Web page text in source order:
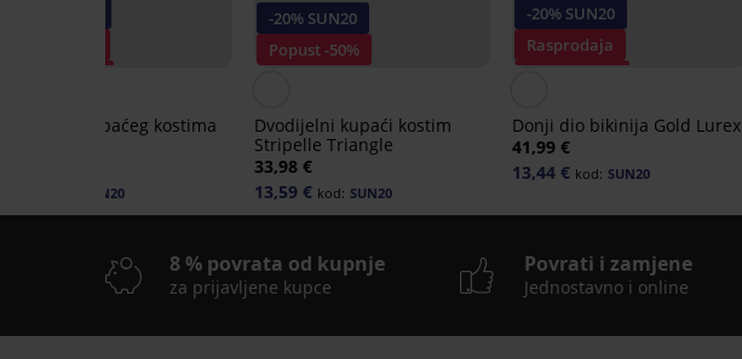
dio kupaćeg kostima
SUN20
-20% SUN20
Popust -50%
Dvodijelni kupaći kostim
Stripelle Triangle
33,98 €
13,59 € kod: SUN20
-20% SUN20
Rasprodaja
Donji dio bikinija Gold Lurex
41,99 €
13,44 € kod: SUN20
8 % povrata od kupnje
za prijavljene kupce
Povrati i zamjene
Jednostavno i online